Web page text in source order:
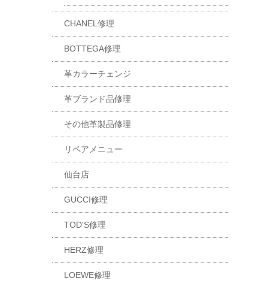
CHANEL修理
BOTTEGA修理
革カラーチェンジ
革ブランド品修理
その他革製品修理
リペアメニュー
仙台店
GUCCI修理
TOD'S修理
HERZ修理
LOEWE修理